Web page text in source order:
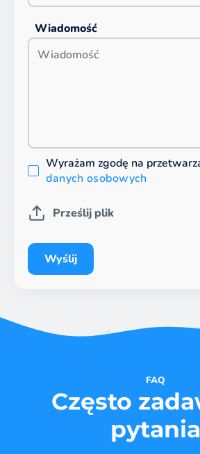
Wiadomość
Wyrażam zgodę na
danych osobowych
Prześlij plik
Wyślij
FAQ
Często
pytania